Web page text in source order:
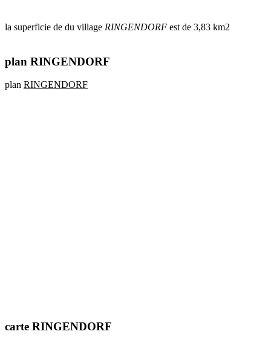
la superficie de du village RINGENDORF est de 3,83 km2
plan RINGENDORF
plan RINGENDORF
carte RINGENDORF